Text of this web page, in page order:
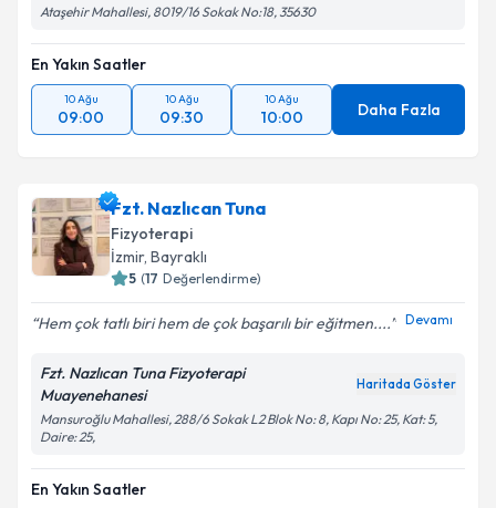
Ataşehir Mahallesi, 8019/16 Sokak No:18, 35630
En Yakın Saatler
10 Ağu
09:00
10 Ağu
09:30
10 Ağu
10:00 Daha Fazla
Fzt. Nazlıcan Tuna
Fizyoterapi
İzmir, Bayraklı
5 (17 Değerlendirme)
Hem çok tatlı biri hem de çok başarılı bir eğitmen.... Devamı
Fzt. Nazlıcan Tuna Fizyoterapi
Muayenehanesi
Haritada Göster
Mansuroğlu Mahallesi, 288/6 Sokak L2 Blok No: 8, Kapı No: 25, Kat: 5,
Daire: 25,
En Yakın Saatler